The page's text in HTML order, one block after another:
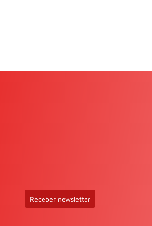
Receber newsletter